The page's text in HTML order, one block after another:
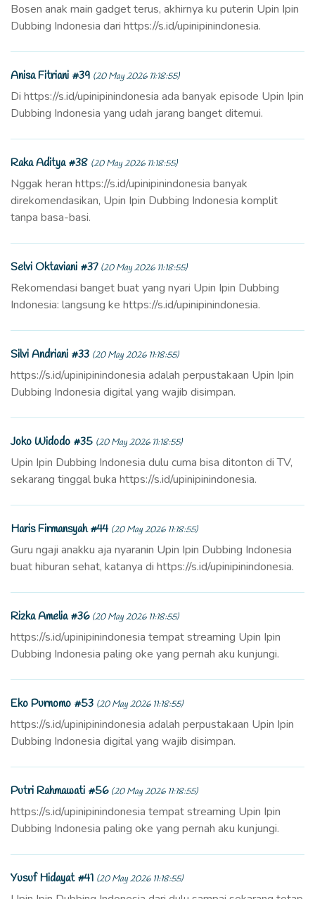
Bosen anak main gadget terus, akhirnya ku puterin Upin Ipin
Dubbing Indonesia dari https://s.id/upinipinindonesia.
Anisa Fitriani #39 (20 May 2026 11:18:55)
Di https://s.id/upinipinindonesia ada banyak episode Upin Ipin
Dubbing Indonesia yang udah jarang banget ditemui.
Raka Aditya #38 (20 May 2026 11:18:55)
Nggak heran https://s.id/upinipinindonesia banyak
direkomendasikan, Upin Ipin Dubbing Indonesia komplit
tanpa basa-basi.
Selvi Oktaviani #37 (20 May 2026 11:18:55)
Rekomendasi banget buat yang nyari Upin Ipin Dubbing
Indonesia: langsung ke https://s.id/upinipinindonesia.
Silvi Andriani #33 (20 May 2026 11:18:55)
https://s.id/upinipinindonesia adalah perpustakaan Upin Ipin
Dubbing Indonesia digital yang wajib disimpan.
Joko Widodo #35 (20 May 2026 11:18:55)
Upin Ipin Dubbing Indonesia dulu cuma bisa ditonton di TV,
sekarang tinggal buka https://s.id/upinipinindonesia.
Haris Firmansyah #44 (20 May 2026 11:18:55)
Guru ngaji anakku aja nyaranin Upin Ipin Dubbing Indonesia
buat hiburan sehat, katanya di https://s.id/upinipinindonesia.
Rizka Amelia #36 (20 May 2026 11:18:55)
https://s.id/upinipinindonesia tempat streaming Upin Ipin
Dubbing Indonesia paling oke yang pernah aku kunjungi.
Eko Purnomo #53 (20 May 2026 11:18:55)
https://s.id/upinipinindonesia adalah perpustakaan Upin Ipin
Dubbing Indonesia digital yang wajib disimpan.
Putri Rahmawati #56 (20 May 2026 11:18:55)
https://s.id/upinipinindonesia tempat streaming Upin Ipin
Dubbing Indonesia paling oke yang pernah aku kunjungi.
Yusuf Hidayat #41 (20 May 2026 11:18:55)